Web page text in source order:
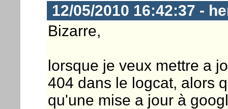
12/05/2010 16:42:37 -
Bizarre,
lorsque je veux mettre a
404 dans le logcat, alors
qu'une mise a jour à